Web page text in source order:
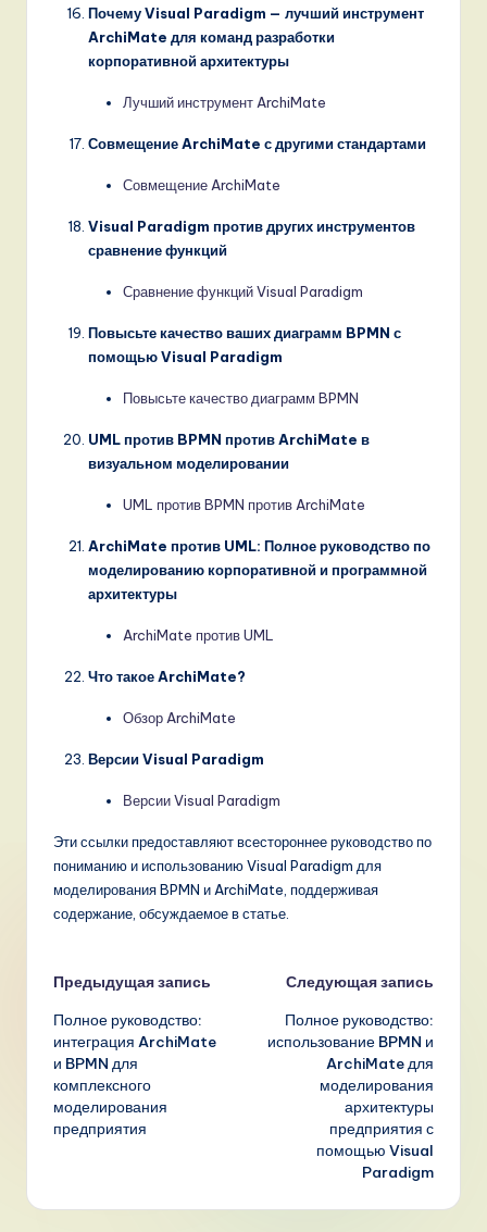
Почему Visual Paradigm — лучший инструмент
ArchiMate для команд разработки
корпоративной архитектуры
Лучший инструмент ArchiMate
Совмещение ArchiMate с другими стандартами
Совмещение ArchiMate
Visual Paradigm против других инструментов
сравнение функций
Сравнение функций Visual Paradigm
Повысьте качество ваших диаграмм BPMN с
помощью Visual Paradigm
Повысьте качество диаграмм BPMN
UML против BPMN против ArchiMate в
визуальном моделировании
UML против BPMN против ArchiMate
ArchiMate против UML: Полное руководство по
моделированию корпоративной и программной
архитектуры
ArchiMate против UML
Что такое ArchiMate?
Обзор ArchiMate
Версии Visual Paradigm
Версии Visual Paradigm
Эти ссылки предоставляют всестороннее руководство по
пониманию и использованию Visual Paradigm для
моделирования BPMN и ArchiMate, поддерживая
содержание, обсуждаемое в статье.
Навигация
записи
Предыдущая запись
Полное руководство:
интеграция ArchiMate
и BPMN для
комплексного
моделирования
предприятия
Следующая запись
Полное руководство:
использование BPMN и
ArchiMate для
моделирования
архитектуры
предприятия с
помощью Visual
Paradigm